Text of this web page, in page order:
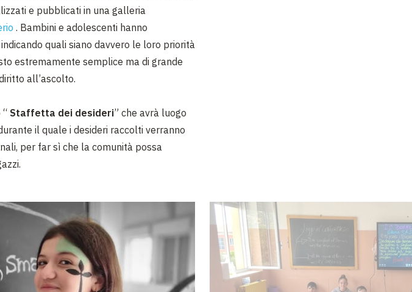
e pubblicati in una galleria
. Bambini e adolescenti hanno
quali siano davvero le loro priorità
estremamente semplice ma di grande
all’ascolto.
Staffetta dei desideri” che avrà luogo
il quale i desideri raccolti verranno
per far sì che la comunità possa